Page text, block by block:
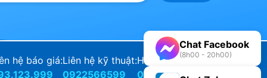
hệ báo giá:Liên hệ kỹ thuật:
0922566599
Hỗ Trợ Bảo Hành:
0922566588
Chat Facebook
(8h00 - 20h00)